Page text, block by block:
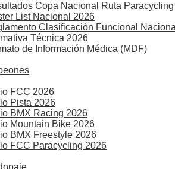
Copa Nacional Ruta
List Nacional 2026
Clasificación Funcional Nacional
Técnica 2026
de Información Médica (MDF)
FCC 2026
Pista 2026
BMX Racing 2026
Mountain Bike 2026
BMX Freestyle 2026
FCC Paracycling 2026